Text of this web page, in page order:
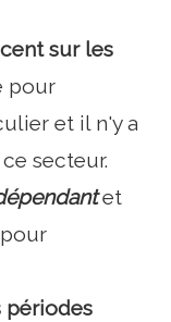
sur les
pour
et il n'y a
secteur.
et
périodes